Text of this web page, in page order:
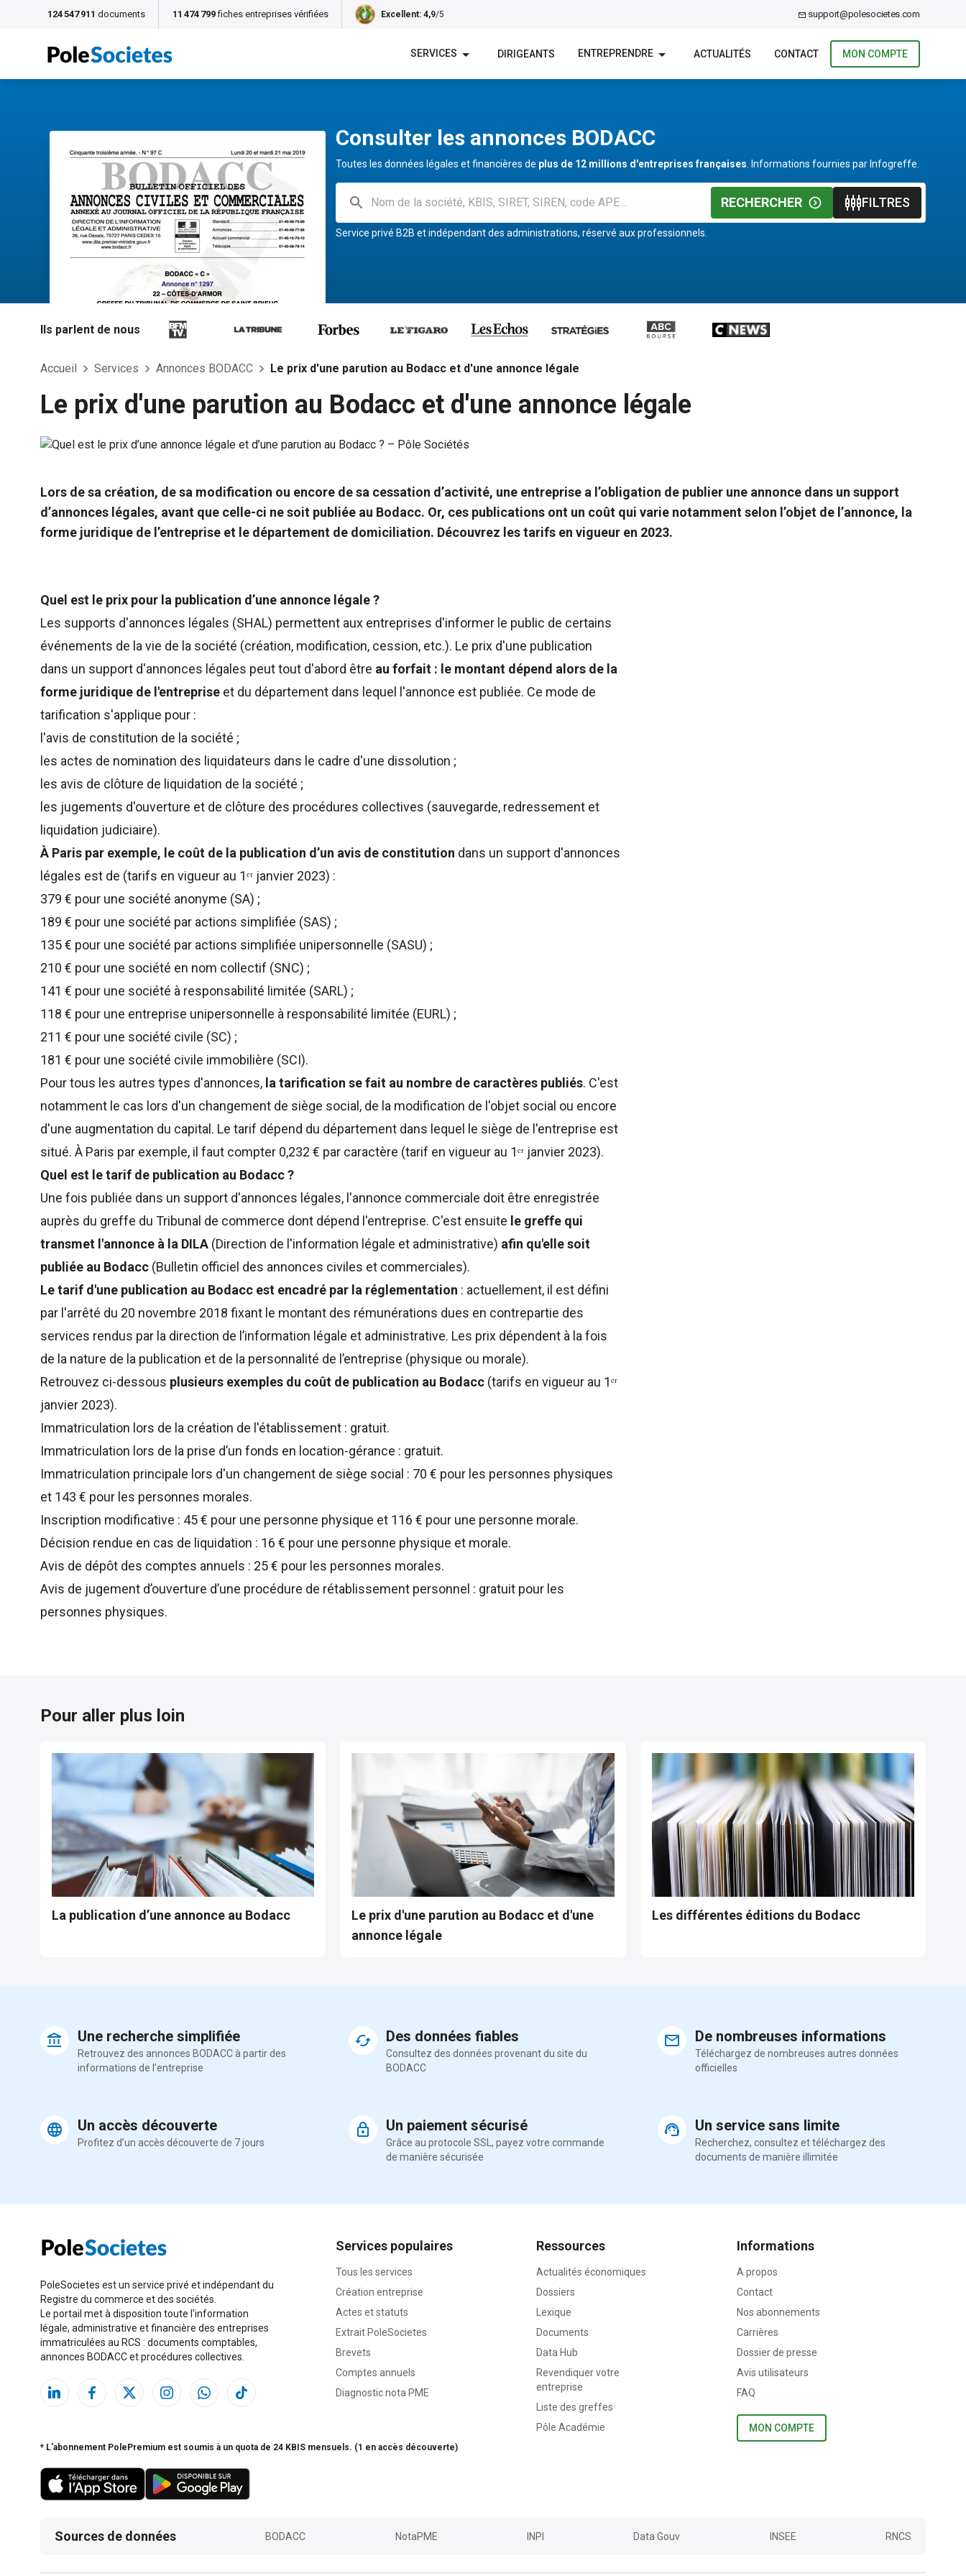
124 547 911 documents 11 474 799 fiches entreprises vérifiées Excellent: 4,9/5 support@polesocietes.com
SERVICES DIRIGEANTS ENTREPRENDRE ACTUALITÉS CONTACT MON COMPTE
Consulter les annonces BODACC
Toutes les données légales et financières de plus de 12 millions d'entreprises françaises . Informations fournies par Infogreffe.
RECHERCHER FILTRES
Service privé B2B et indépendant des administrations, réservé aux professionnels.
Ils parlent de nous
Accueil Services Annonces BODACC Le prix d'une parution au Bodacc et d'une annonce légale
Le prix d'une parution au Bodacc et d'une annonce légale
Lors de sa création, de sa modification ou encore de sa cessation d’activité, une entreprise a l’obligation de publier une annonce dans un support
d’annonces légales, avant que celle-ci ne soit publiée au Bodacc. Or, ces publications ont un coût qui varie notamment selon l’objet de l’annonce, la
forme juridique de l’entreprise et le département de domiciliation. Découvrez les tarifs en vigueur en 2023.
Quel est le prix pour la publication d’une annonce légale ?
Les supports d'annonces légales (SHAL) permettent aux entreprises d'informer le public de certains
événements de la vie de la société (création, modification, cession, etc.). Le prix d'une publication
dans un support d'annonces légales peut tout d'abord être au forfait : le montant dépend alors de la
forme juridique de l'entreprise et du département dans lequel l'annonce est publiée. Ce mode de
tarification s'applique pour :
l'avis de constitution de la société ;
les actes de nomination des liquidateurs dans le cadre d'une dissolution ;
les avis de clôture de liquidation de la société ;
les jugements d'ouverture et de clôture des procédures collectives (sauvegarde, redressement et
liquidation judiciaire).
À Paris par exemple, le coût de la publication d’un avis de constitution dans un support d'annonces
légales est de (tarifs en vigueur au 1ᵉʳ janvier 2023) :
379 € pour une société anonyme (SA) ;
189 € pour une société par actions simplifiée (SAS) ;
135 € pour une société par actions simplifiée unipersonnelle (SASU) ;
210 € pour une société en nom collectif (SNC) ;
141 € pour une société à responsabilité limitée (SARL) ;
118 € pour une entreprise unipersonnelle à responsabilité limitée (EURL) ;
211 € pour une société civile (SC) ;
181 € pour une société civile immobilière (SCI).
Pour tous les autres types d'annonces, la tarification se fait au nombre de caractères publiés. C'est
notamment le cas lors d'un changement de siège social, de la modification de l'objet social ou encore
d'une augmentation du capital. Le tarif dépend du département dans lequel le siège de l'entreprise est
situé. À Paris par exemple, il faut compter 0,232 € par caractère (tarif en vigueur au 1ᵉʳ janvier 2023).
Quel est le tarif de publication au Bodacc ?
Une fois publiée dans un support d'annonces légales, l'annonce commerciale doit être enregistrée
auprès du greffe du Tribunal de commerce dont dépend l'entreprise. C'est ensuite le greffe qui
transmet l'annonce à la DILA (Direction de l'information légale et administrative) afin qu'elle soit
publiée au Bodacc (Bulletin officiel des annonces civiles et commerciales).
Le tarif d'une publication au Bodacc est encadré par la réglementation : actuellement, il est défini
par l'arrêté du 20 novembre 2018 fixant le montant des rémunérations dues en contrepartie des
services rendus par la direction de l’information légale et administrative. Les prix dépendent à la fois
de la nature de la publication et de la personnalité de l’entreprise (physique ou morale).
Retrouvez ci-dessous plusieurs exemples du coût de publication au Bodacc (tarifs en vigueur au 1ᵉʳ
janvier 2023).
Immatriculation lors de la création de l'établissement : gratuit.
Immatriculation lors de la prise d’un fonds en location-gérance : gratuit.
Immatriculation principale lors d'un changement de siège social : 70 € pour les personnes physiques
et 143 € pour les personnes morales.
Inscription modificative : 45 € pour une personne physique et 116 € pour une personne morale.
Décision rendue en cas de liquidation : 16 € pour une personne physique et morale.
Avis de dépôt des comptes annuels : 25 € pour les personnes morales.
Avis de jugement d’ouverture d’une procédure de rétablissement personnel : gratuit pour les
personnes physiques.
Pour aller plus loin
La publication d’une annonce au Bodacc
Le prix d'une parution au Bodacc et d'une
annonce légale
Les différentes éditions du Bodacc
Une recherche simplifiée
Retrouvez des annonces BODACC à partir des
informations de l’entreprise
Des données fiables
Consultez des données provenant du site du
BODACC
De nombreuses informations
Téléchargez de nombreuses autres données
officielles
Un accès découverte
Profitez d’un accès découverte de 7 jours
Un paiement sécurisé
Grâce au protocole SSL, payez votre commande
de manière sécurisée
Un service sans limite
Recherchez, consultez et téléchargez des
documents de manière illimitée
PoleSocietes est un service privé et indépendant du
Registre du commerce et des sociétés.
Le portail met à disposition toute l'information
légale, administrative et financière des entreprises
immatriculées au RCS : documents comptables,
annonces BODACC et procédures collectives.
Services populaires
Tous les services
Création entreprise
Actes et statuts
Extrait PoleSocietes
Brevets
Comptes annuels
Diagnostic nota PME
Ressources
Actualités économiques
Dossiers
Lexique
Documents
Data Hub
Revendiquer votre
entreprise
Liste des greffes
Pôle Académie
Informations
A propos
Contact
Nos abonnements
Carrières
Dossier de presse
Avis utilisateurs
FAQ
MON COMPTE
* L'abonnement PolePremium est soumis à un quota de 24 KBIS mensuels. (1 en accès découverte)
Sources de données BODACC NotaPME INPI Data Gouv INSEE RNCS